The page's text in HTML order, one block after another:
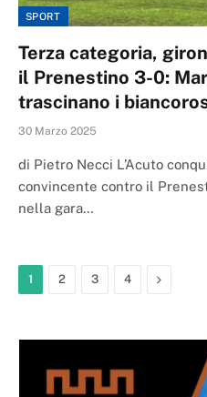
SPORT
Terza categoria,
il Prenestino 3-0:
trascinano i
30 Marzo 2025
di Pietro Necci L’Acuto
convincente contro il
nella gara…
1 2 3 4 Next